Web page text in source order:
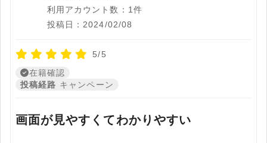
利用アカウント数：1件
投稿日：2024/02/08
5/5
在籍確認
投稿経路 キャンペーン
画面が見やすくてわかりやすい